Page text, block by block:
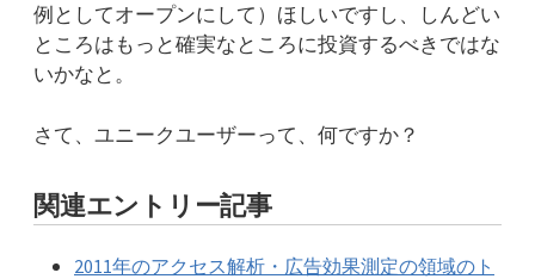
例としてオープンにして）ほしいですし、しんどい
ところはもっと確実なところに投資するべきではな
いかなと。
さて、ユニークユーザーって、何ですか？
関連エントリー記事
2011年のアクセス解析・広告効果測定の領域のト